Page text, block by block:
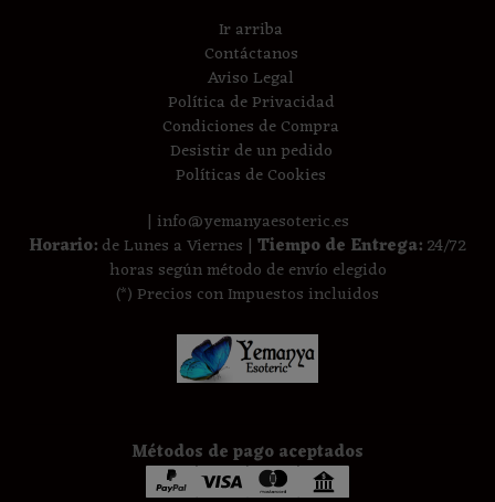
Ir arriba
Contáctanos
Aviso Legal
Política de Privacidad
Condiciones de Compra
Desistir de un pedido
Políticas de Cookies
| info@yemanyaesoteric.es
Horario:de Lunes a Viernes | Tiempo de Entrega:24/72
horas según método de envío elegido
(*) Precios con Impuestos incluidos
Métodos de pago aceptados